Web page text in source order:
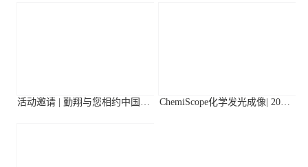
活动邀请 | 勤翔与您相约中国植
ChemiScope化学发光成像| 2026